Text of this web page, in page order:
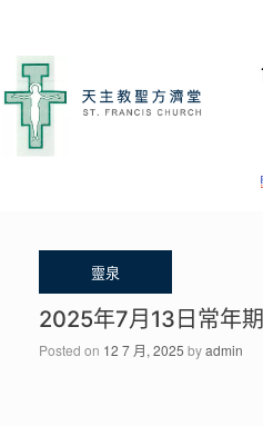
content
2025年7月13日常年
Posted on 12 7 月, 2025 byadmin